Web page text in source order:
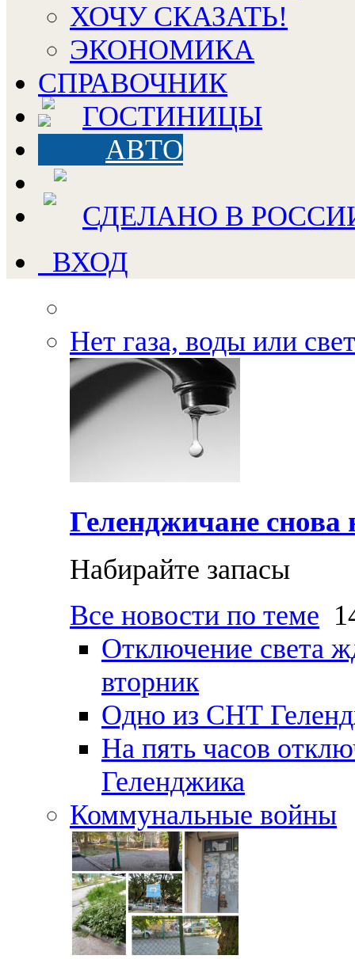
ХОЧУ СКАЗАТЬ!
ЭКОНОМИКА
СПРАВОЧНИК
ГОСТИНИЦЫ
АВТО
СДЕЛАНО В
ВХОД
Нет газа, воды или
Геленджичане снова
Набирайте запасы
Все новости по теме
Отключение света
вторник
Одно из СНТ
На пять часов
Геленджика
Коммунальные войны